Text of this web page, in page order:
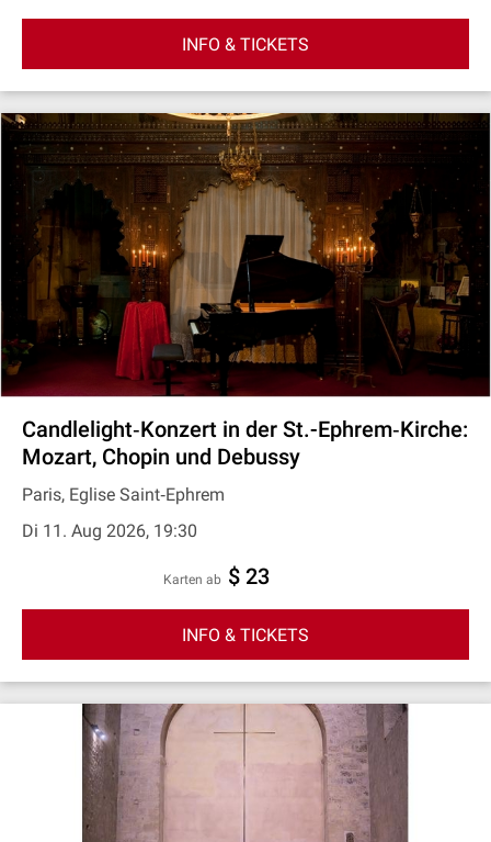
INFO & TICKETS
Candlelight‐Konzert in der St.-Ephrem‐Kirche:
Mozart, Chopin und Debussy
Paris, Eglise Saint‐Ephrem
Di 11. Aug 2026, 19:30
Karten ab $ 23
INFO & TICKETS